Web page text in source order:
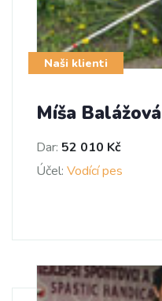
Naši klienti
Míša Balážová
Dar: 52 010 Kč
Účel: Vodící pes